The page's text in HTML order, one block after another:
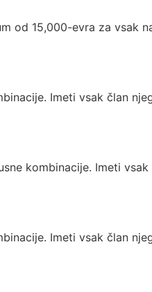
od 15,000-evra za vsak
Imeti vsak član
kombinacije. Imeti
Imeti vsak član